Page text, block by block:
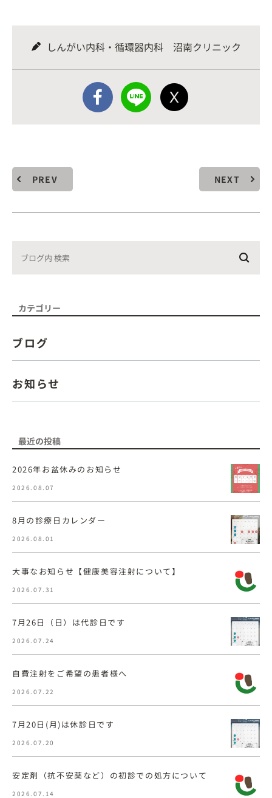
しんがい内科・循環器内科 沼南クリニック
PREV NEXT
カテゴリー
ブログ
お知らせ
最近の投稿
2026年お盆休みのお知らせ
2026.08.07
8月の診療日カレンダー
2026.08.01
大事なお知らせ【健康美容注射について】
2026.07.31
7月26日（日）は代診日です
2026.07.24
自費注射をご希望の患者様へ
2026.07.22
7月20日(月)は休診日です
2026.07.20
安定剤（抗不安薬など）の初診での処方について
2026.07.14